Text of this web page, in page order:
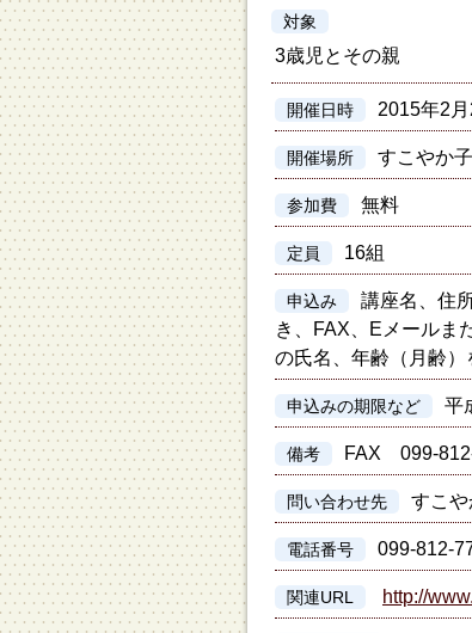
対象
3歳児とその親
開催日時 2015年2
開催場所 すこやか
参加費 無料
定員 16組
申込み
講座名、住
き、FAX、Eメールま
の氏名、年齢（月齢）
申込みの期限など 平
備考 FAX 099-
問い合わせ先 すこや
電話番号 099-812-
関連URL http://